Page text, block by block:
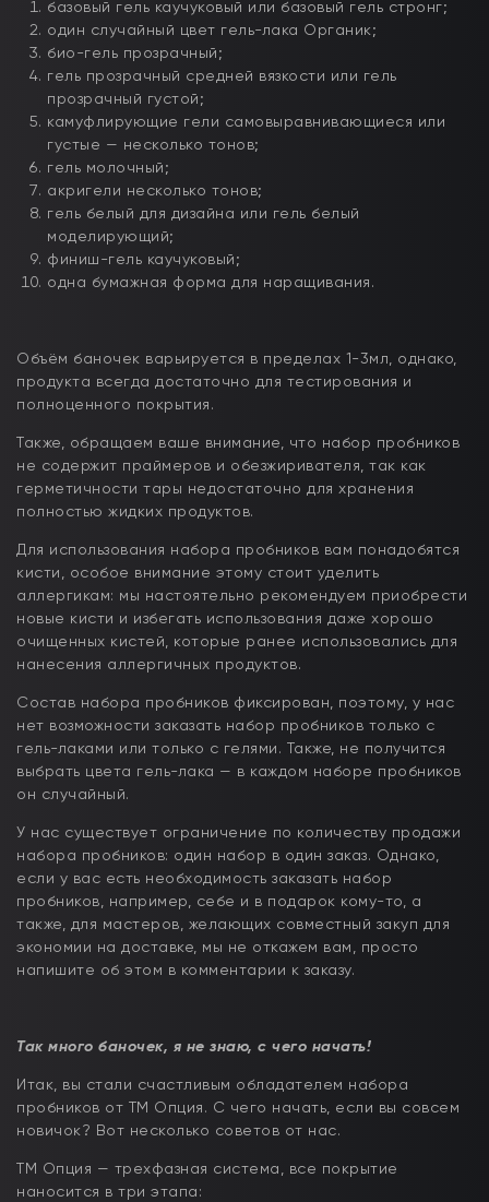
базовый гель каучуковый или базовый гель стронг;
один случайный цвет гель-лака Органик;
био-гель прозрачный;
гель прозрачный средней вязкости или гель
прозрачный густой;
камуфлирующие гели самовыравнивающиеся или
густые — несколько тонов;
гель молочный;
акригели несколько тонов;
гель белый для дизайна или гель белый
моделирующий;
финиш-гель каучуковый;
одна бумажная форма для наращивания.
Объём баночек варьируется в пределах 1-3мл, однако,
продукта всегда достаточно для тестирования и
полноценного покрытия.
Также, обращаем ваше внимание, что набор пробников
не содержит праймеров и обезжиривателя, так как
герметичности тары недостаточно для хранения
полностью жидких продуктов.
Для использования набора пробников вам понадобятся
кисти, особое внимание этому стоит уделить
аллергикам: мы настоятельно рекомендуем приобрести
новые кисти и избегать использования даже хорошо
очищенных кистей, которые ранее использовались для
нанесения аллергичных продуктов.
Состав набора пробников фиксирован, поэтому, у нас
нет возможности заказать набор пробников только с
гель-лаками или только с гелями. Также, не получится
выбрать цвета гель-лака — в каждом наборе пробников
он случайный.
У нас существует ограничение по количеству продажи
набора пробников: один набор в один заказ. Однако,
если у вас есть необходимость заказать набор
пробников, например, себе и в подарок кому-то, а
также, для мастеров, желающих совместный закуп для
экономии на доставке, мы не откажем вам, просто
напишите об этом в комментарии к заказу.
Так много баночек, я не знаю, с чего начать!
Итак, вы стали счастливым обладателем набора
пробников от ТМ Опция. С чего начать, если вы совсем
новичок? Вот несколько советов от нас.
ТМ Опция — трехфазная система, все покрытие
наносится в три этапа: